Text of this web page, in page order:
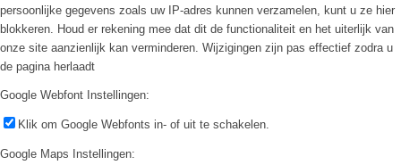
persoonlijke gegevens zoals uw IP-adres kunnen verzamelen, kunt u ze hier
blokkeren. Houd er rekening mee dat dit de functionaliteit en het uiterlijk van
onze site aanzienlijk kan verminderen. Wijzigingen zijn pas effectief zodra u
de pagina herlaadt
Google Webfont Instellingen:
Klik om Google Webfonts in- of uit te schakelen.
Google Maps Instellingen: